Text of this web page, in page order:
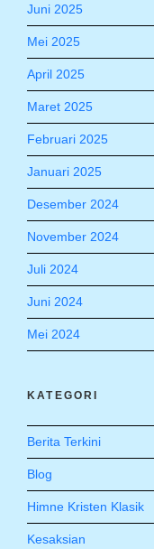
Juni 2025
Mei 2025
April 2025
Maret 2025
Februari 2025
Januari 2025
Desember 2024
November 2024
Juli 2024
Juni 2024
Mei 2024
KATEGORI
Berita Terkini
Blog
Himne Kristen Klasik
Kesaksian